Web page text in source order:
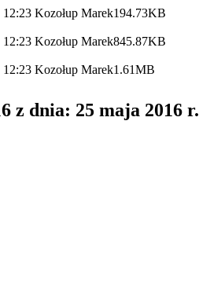
12:23 Kozołup Marek194.73KB
12:23 Kozołup Marek845.87KB
12:23 Kozołup Marek1.61MB
z dnia: 25 maja 2016 r.